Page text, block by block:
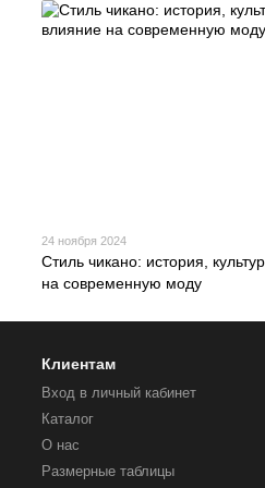
24 ноября 2024
Стиль чикано: история,
на современную моду
Клиентам
Вход в личный кабинет
Каталог
О нас
Размерные таблицы